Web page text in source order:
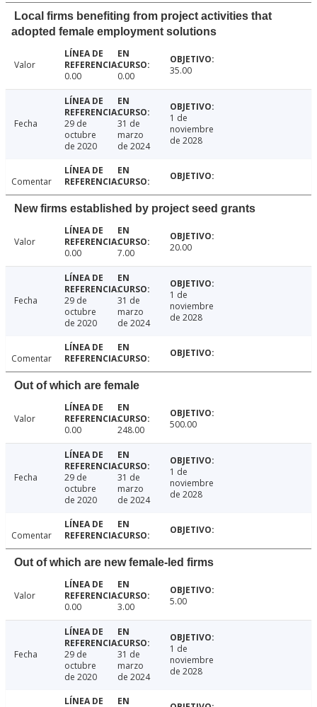
Local firms benefiting from project activities that
adopted female employment solutions
Valor
0.00
0.00 35.00
Fecha
29 de
octubre
de 2020
31 de
marzo
de 2024
1 de
noviembre
de 2028
Comentar
New firms established by project seed grants
Valor
0.00
7.00 20.00
Fecha
29 de
octubre
de 2020
31 de
marzo
de 2024
1 de
noviembre
de 2028
Comentar
Out of which are female
Valor
0.00
248.00 500.00
Fecha
29 de
octubre
de 2020
31 de
marzo
de 2024
1 de
noviembre
de 2028
Comentar
Out of which are new female-led firms
Valor
0.00
3.00 5.00
Fecha
29 de
octubre
de 2020
31 de
marzo
de 2024
1 de
noviembre
de 2028